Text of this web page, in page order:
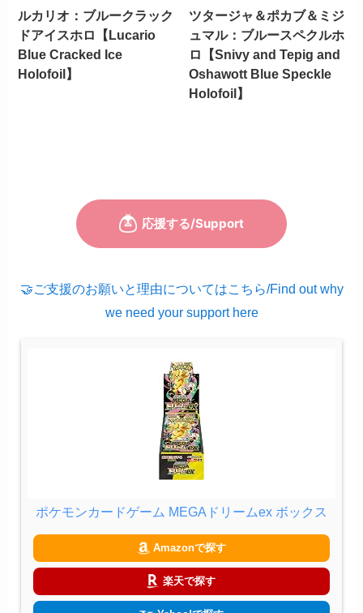
ルカリオ：ブルークラック
ドアイスホロ【Lucario
Blue Cracked Ice
Holofoil】
ツタージャ＆ポカブ＆ミジ
ュマル：ブルースペクルホ
ロ【Snivy and Tepig and
Oshawott Blue Speckle
Holofoil】
🤝ご支援のお願いと理由についてはこちら/Find out why
we need your support here
ポケモンカードゲーム MEGAドリームex ボックス
Amazonで探す
楽天で探す